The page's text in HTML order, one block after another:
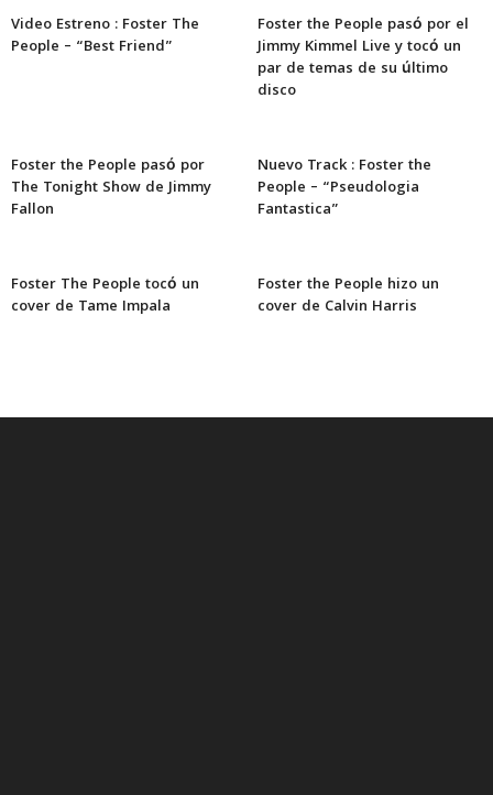
Video Estreno : Foster The
People – “Best Friend”
Foster the People pasó por el
Jimmy Kimmel Live y tocó un
par de temas de su último
disco
Foster the People pasó por
The Tonight Show de Jimmy
Fallon
Nuevo Track : Foster the
People – “Pseudologia
Fantastica”
Foster The People tocó un
cover de Tame Impala
Foster the People hizo un
cover de Calvin Harris